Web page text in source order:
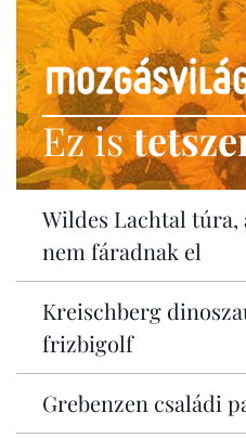
Ez is
Wildes Lachtal túra,
nem fáradnak el
Kreischberg
frizbigolf
Grebenzen családi